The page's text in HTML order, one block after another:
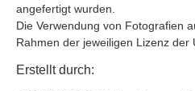
angefertigt wurden.
Die Verwendung von Fotografien
Rahmen der jeweiligen Lizenz der
Erstellt durch: